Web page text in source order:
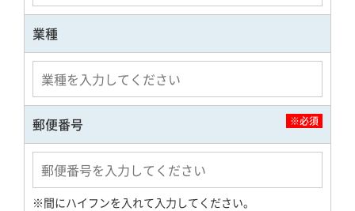
業種
郵便番号 ※必須
※間にハイフンを入れて入力してください。